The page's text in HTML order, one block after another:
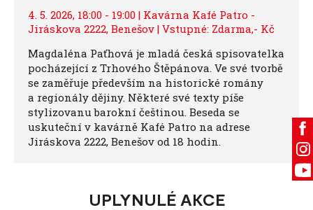
4. 5. 2026, 18:00 - 19:00 | Kavárna Kafé Patro -
Jiráskova 2222, Benešov | Vstupné: Zdarma,- Kč
Magdaléna Paťhová je mladá česká spisovatelka
pocházející z Trhového Štěpánova. Ve své tvorbě
se zaměřuje především na historické romány
a regionály dějiny. Některé své texty píše
stylizovanu barokní češtinou. Beseda se
uskuteční v kavárně Kafé Patro na adrese
Jiráskova 2222, Benešov od 18 hodin.
UPLYNULÉ AKCE